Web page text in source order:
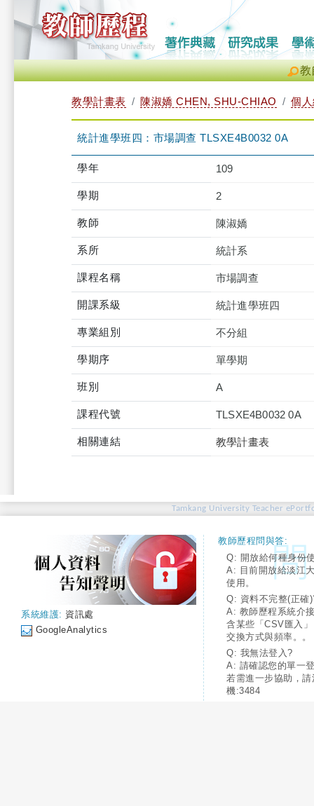
教
教學計畫表 陳淑嬌 CHEN, SHU-CHIAO 個
統計進學班四：市場調查 TLSXE4B0032 0A
學年 109
學期 2
教師 陳淑嬌
系所 統計系
課程名稱 市場調查
開課系級 統計進學班四
專業組別 不分組
學期序 單學期
班別 A
課程代號 TLSXE4B0032 0A
相關連結 教學計畫表
Tamkang University Teacher
系統維護: 資訊處
GoogleAnalytics
教師歷程問與答:
Q: 開放給何種身份
A: 目前開放給淡江
使用。
Q: 資料不完整(正確
A: 教師歷程系統介
含某些「CSV匯入
交換方式與頻率。。
Q: 我無法登入?
A: 請確認您的單一
若需進一步協助，
機:3484